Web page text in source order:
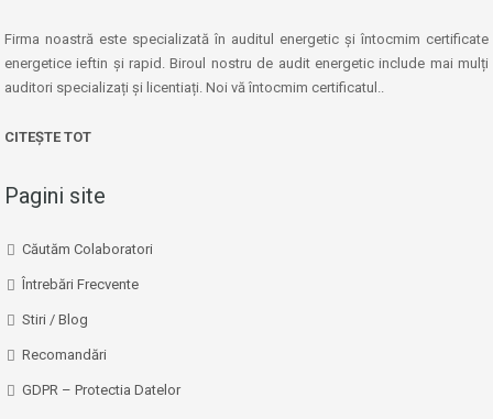
Firma noastră este specializată în auditul energetic și întocmim certificate
energetice ieftin și rapid. Biroul nostru de audit energetic include mai mulți
auditori specializați și licentiați. Noi vă întocmim certificatul..
CITEȘTE TOT
Pagini site
Căutăm Colaboratori
Întrebări Frecvente
Stiri / Blog
Recomandări
GDPR – Protectia Datelor